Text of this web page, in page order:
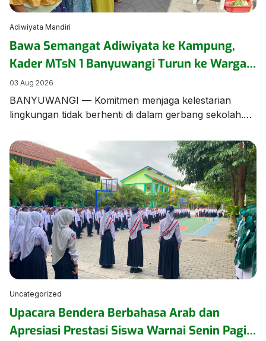
Adiwiyata Mandiri
Bawa Semangat Adiwiyata ke Kampung,
Kader MTsN 1 Banyuwangi Turun ke Warga
Edukasi Pengelolaan Sampah
03 Aug 2026
BANYUWANGI — Komitmen menjaga kelestarian
lingkungan tidak berhenti di dalam gerbang sekolah.
langsung ke lingkungan kampung sekitar untuk
menggelar aksi kampanye dan edukasi pengelolaan
sampah bersama warga masyarakat. Aksi ini
merupakan bentuk kepedulian nyata MTsN 1
Banyuwangi dalam merajut sinergi dengan warga
sekitar. Dalam kegiatan tersebut, para […]
Uncategorized
Upacara Bendera Berbahasa Arab dan
Apresiasi Prestasi Siswa Warnai Senin Pagi